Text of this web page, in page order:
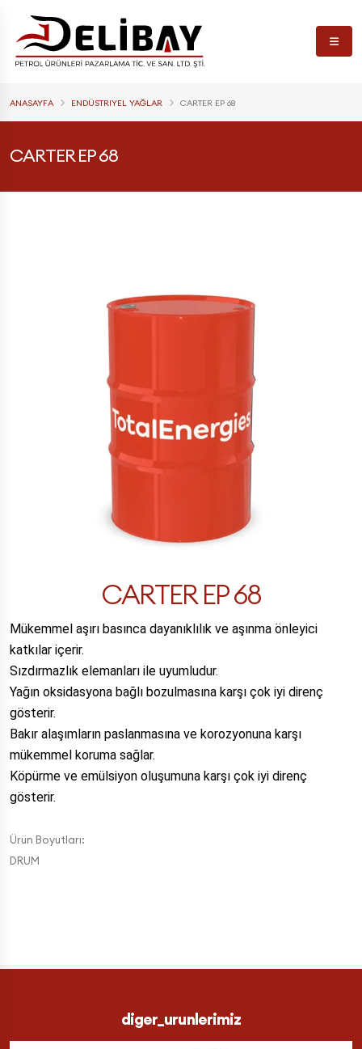
ANASAYFA ENDÜSTRIYEL YAĞLAR CARTER EP 68
CARTER EP 68
CARTER EP 68
Mükemmel aşırı basınca dayanıklılık ve aşınma önleyici
katkılar içerir.
Sızdırmazlık elemanları ile uyumludur.
Yağın oksidasyona bağlı bozulmasına karşı çok iyi direnç
gösterir.
Bakır alaşımların paslanmasına ve korozyonuna karşı
mükemmel koruma sağlar.
Köpürme ve emülsiyon oluşumuna karşı çok iyi direnç
gösterir.
Ürün Boyutları:
DRUM
diger_urunlerimiz